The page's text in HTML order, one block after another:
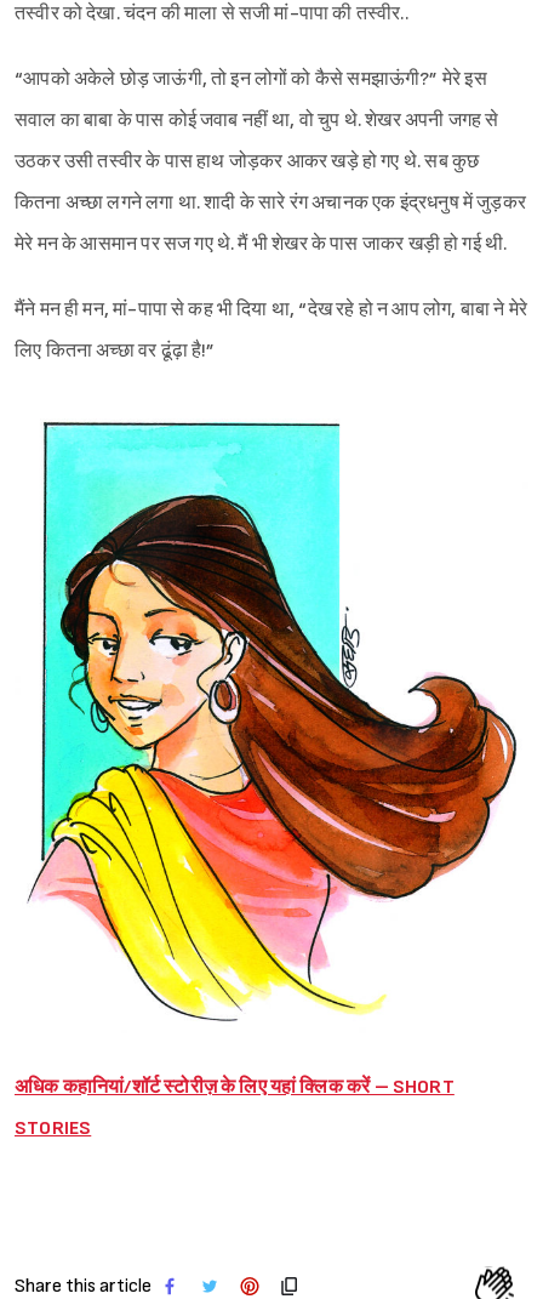
तस्वीर को देखा. चंदन की माला से सजी मां-पापा की तस्वीर..
“आपको अकेले छोड़ जाऊंगी, तो इन लोगों को कैसे समझाऊंगी?” मेरे इस
सवाल का बाबा के पास कोई जवाब नहीं था, वो चुप थे. शेखर अपनी जगह से
उठकर उसी तस्वीर के पास हाथ जोड़कर आकर खड़े हो गए थे. सब कुछ
कितना अच्छा लगने लगा था. शादी के सारे रंग अचानक एक इंद्रधनुष में जुड़कर
मेरे मन के आसमान पर सज गए थे. मैं भी शेखर के पास जाकर खड़ी हो गई थी.
मैंने मन ही मन, मां-पापा से कह भी दिया था, “देख रहे हो न आप लोग, बाबा ने मेरे
लिए कितना अच्छा वर ढूंढ़ा है!”
अधिक कहानियां/शॉर्ट स्टोरीज़ के लिए यहां क्लिक करें – SHORT
STORIES
Share this article